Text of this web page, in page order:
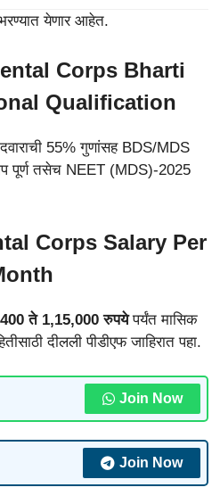
भरण्यात येणार आहेत.
Corps Bharti
Qualification
55% गुणांसह BDS/MDS
पूर्ण तसेच NEET (MDS)-2025
Corps Salary Per
ते 1,15,000 रुपयेपर्यंत मासिक
दीलली पीडीएफ जाहिरात पहा.
Join Now
Join Now